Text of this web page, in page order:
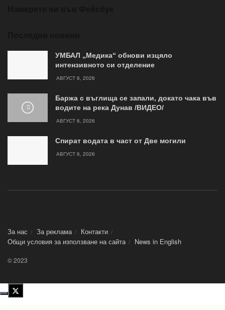
УМБАЛ „Медика“ обнови изцяло
интензивното си отделение
АВГУСТ 6, 2026
Баржа с въглища се запали, докато чака във
водите на река Дунав /ВИДЕО/
АВГУСТ 6, 2026
Спират водата в част от Две могили
АВГУСТ 6, 2026
За нас За реклама
Контакти
Общи условия за използване на сайта
News in Еnglish
© 2023